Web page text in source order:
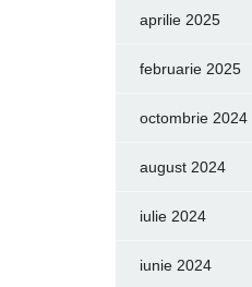
aprilie 2025
februarie 2025
octombrie 2024
august 2024
iulie 2024
iunie 2024